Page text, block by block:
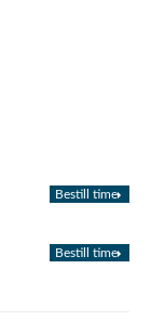
Bestill time
Bestill time